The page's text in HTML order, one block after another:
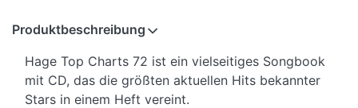
Produktbeschreibung
Hage Top Charts 72 ist ein vielseitiges Songbook
mit CD, das die größten aktuellen Hits bekannter
Stars in einem Heft vereint.